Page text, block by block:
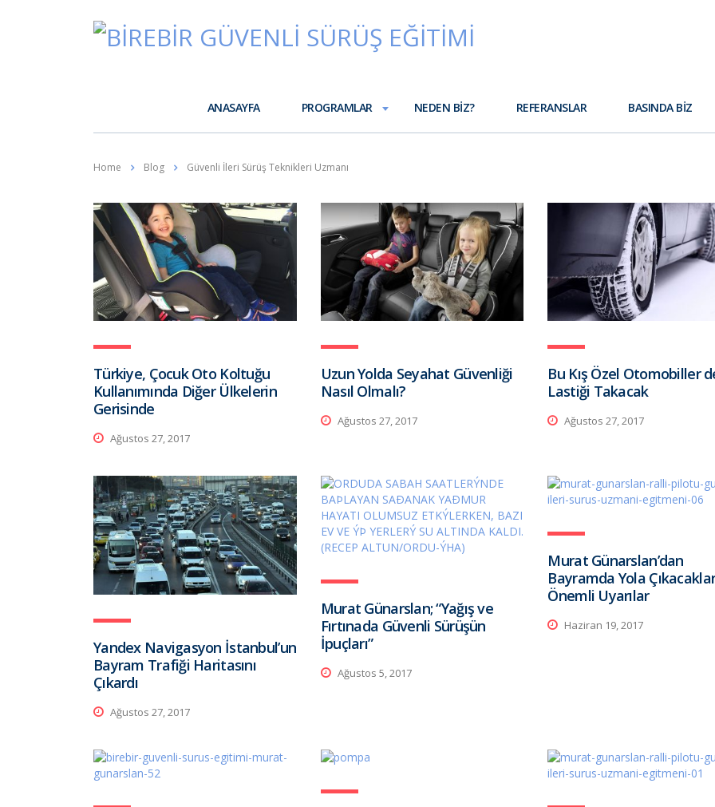
ANASAYFA PROGRAMLAR NEDEN BIZ? REFERANSLAR BASINDA BIZ
Home Blog Güvenli İleri Sürüş Teknikleri Uzmanı
Türkiye, Çocuk Oto Koltuğu
Kullanımında Diğer Ülkelerin
Gerisinde
Ağustos 27, 2017
Uzun Yolda Seyahat Güvenliği
Nasıl Olmalı?
Ağustos 27, 2017
Bu Kış Özel Otomobiller
Lastiği Takacak
Ağustos 27, 2017
Yandex Navigasyon İstanbul’un
Bayram Trafiği Haritasını
Çıkardı
Ağustos 27, 2017
Murat Günarslan; “Yağış ve
Fırtınada Güvenli Sürüşün
İpuçları”
Ağustos 5, 2017
Murat Günarslan’dan
Bayramda Yola
Önemli Uyarılar
Haziran 19, 2017